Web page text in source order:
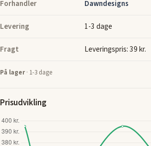
Forhandler Dawndesigns
Levering 1-3 dage
Fragt Leveringspris: 39 kr.
På lager· 1-3 dage
Prisudvikling